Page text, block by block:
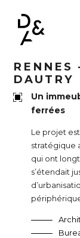
DAUTRY
Un
ferrées
Le projet
stratégique
qui ont
s’étendait